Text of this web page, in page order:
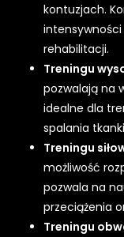
kontuzjach.
rehabilitacji.
Treningu
pozwalają na
idealne dla
spalania
Treningu
możliwość
pozwala na
przeciążenia
Treningu